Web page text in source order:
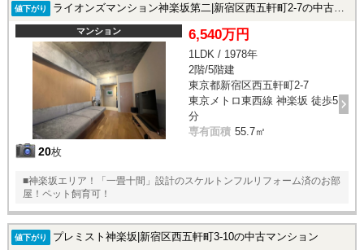
値下がり ライオンズマンション神楽坂第二|新宿区西五軒町2-7の中古マンション
マンション
20枚
6,540万円
1LDK / 1978年
2階/5階建
東京都新宿区西五軒町2-7
東京メトロ東西線 神楽坂 徒歩5
分
専有面積 55.7㎡
■神楽坂エリア！「一畳十間」設計のスケルトンフルリフォーム済のお部
屋！ペット飼育可！
値下がり プレミスト神楽坂|新宿区西五軒町3-10の中古マンション